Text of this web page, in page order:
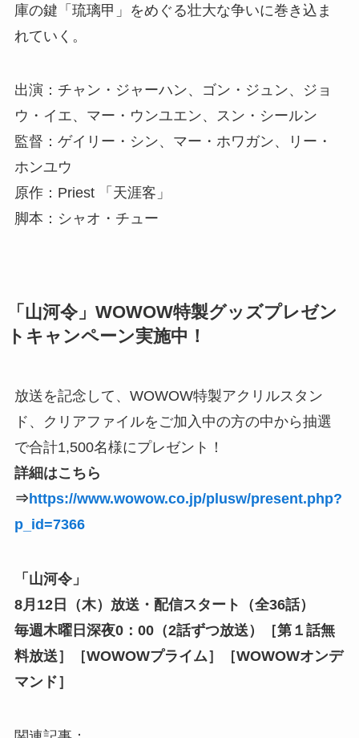
庫の鍵「琉璃甲」をめぐる壮⼤な争いに巻き込ま
れていく。
出演：チャン・ジャーハン、ゴン・ジュン、ジョ
ウ・イエ、マー・ウンユエン、スン・シールン
監督：ゲイリー・シン、マー・ホワガン、リー・
ホンユウ
原作：Priest 「天涯客」
脚本：シャオ・チュー
「山河令」WOWOW特製グッズプレゼン
トキャンペーン実施中！
放送を記念して、WOWOW特製アクリルスタン
ド、クリアファイルをご加入中の方の中から抽選
で合計1,500名様にプレゼント！
詳細はこちら
⇒ https://www.wowow.co.jp/plusw/present.php?
p_id=7366
「山河令」
8月12日（木）放送・配信スタート（全36話）
毎週木曜日深夜0：00（2話ずつ放送）［第１話無
料放送］［WOWOWプライム］［WOWOWオンデ
マンド］